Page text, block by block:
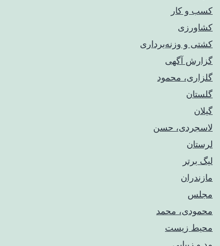
کسب و کار
کشاورزی
کشتی و وزنه‌برداری
گزارش آگهی
گلزاری، محمود
گلستان
گیلان
لاسجردی، حسن
لرستان
لیگ برتر
مازندران
مجلس
محمودی، محمد
محیط زیست